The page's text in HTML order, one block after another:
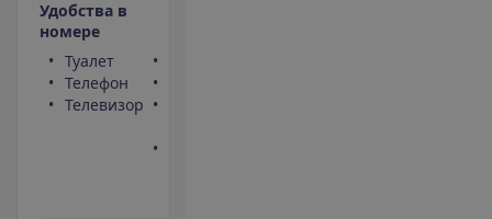
Удобства в
номере
Туалет
Телефон
Телевизор